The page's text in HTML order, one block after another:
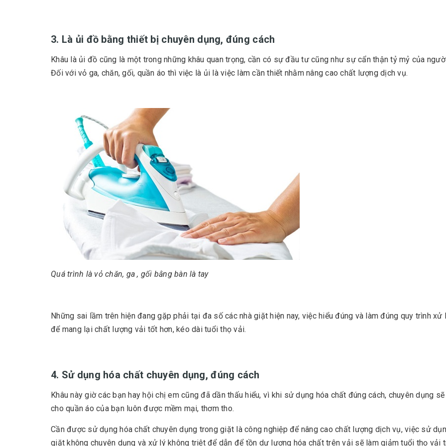
3. Là ủi đồ bằng thiết bị chuyên dụng, đúng cách
Khâu là ủi đồ cũng là một trong những khâu quan trọng, cần có sự đầu tư cũng như sự cẩn thận tỷ mỷ của
Đối với vỏ ga, chăn, gối, quần áo thì việc là ủi là việc làm cần thiết nhằm nâng cao chất lượng dịch vụ.
Quá trình là vỏ chăn, ga , gối bằng bàn là tay
Những sai lầm trên hiện đang gặp phải tại đa số các nhà giặt hiện nay, việc hiểu đúng và làm đúng quy trình xử
để mang lại chất lượng vải tốt hơn, kéo dài tuổi thọ vải.
4. Sử dụng hóa chất chuyên dụng, đúng cách
Khâu này giờ các bạn hay hội chị em cũng đã dần thấu hiểu, vì khi sử dụng hóa chất đúng cách, chuyên dụng
cho quần áo của bạn luôn được mềm mại, thơm tho.
Cần được sử dụng hóa chất chuyên dụng trong giặt là công nghiệp để nâng cao chất lượng dịch vụ, việc sử
giặt không chuyên dụng và xử lý không triệt để dẫn để tồn dư lượng hóa chất trên vải sẽ làm giảm tuổi thọ vải